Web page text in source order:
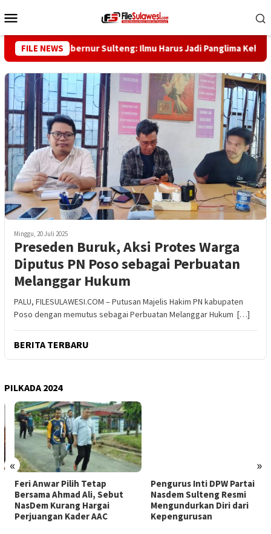
ke
Mobile
FILE NEWS
Gubernur Sulteng: Ilmu Harus Jadi Panglima Kehidupan
Minggu, 20 Juli 2025
Preseden Buruk, Aksi Protes Warga
Diputus PN Poso sebagai Perbuatan
Melanggar Hukum
PALU, FILESULAWESI.COM – Putusan Majelis Hakim PN kabupaten
Poso dengan memutus sebagai Perbuatan Melanggar Hukum […]
BERITA TERBARU
PILKADA 2024
« »
Feri Anwar Pilih Tetap
Bersama Ahmad Ali, Sebut
NasDem Kurang Hargai
Perjuangan Kader AAC
Pengurus Inti DPW Partai
Nasdem Sulteng Resmi
Mengundurkan Diri dari
Kepengurusan